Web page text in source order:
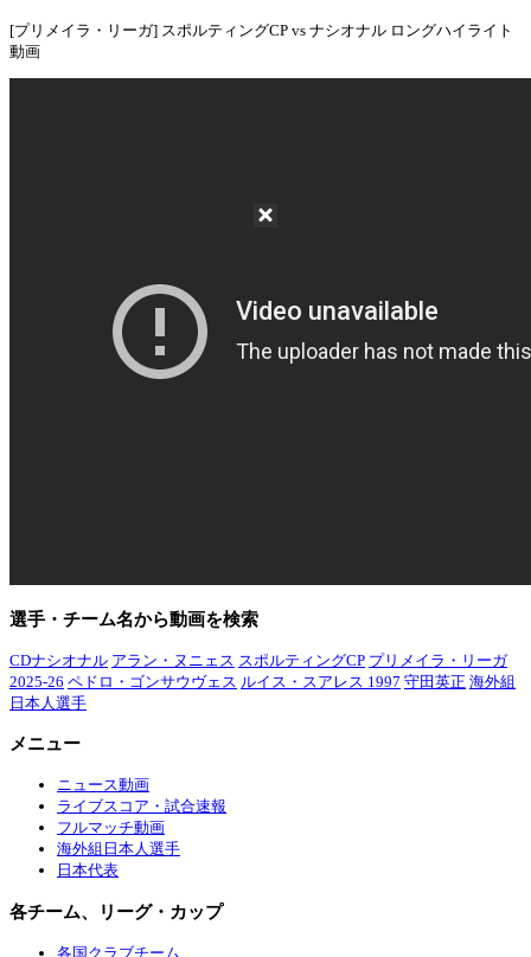
[プリメイラ・リーガ] スポルティングCP vs ナシオナル ロングハイライト
動画
選手・チーム名から動画を検索
CDナシオナル アラン・ヌニェス スポルティングCP プリメイラ・リーガ
2025-26 ペドロ・ゴンサウヴェス ルイス・スアレス 1997 守田英正 海外組
日本人選手
メニュー
ニュース動画
ライブスコア・試合速報
フルマッチ動画
海外組日本人選手
日本代表
各チーム、リーグ・カップ
各国クラブチーム